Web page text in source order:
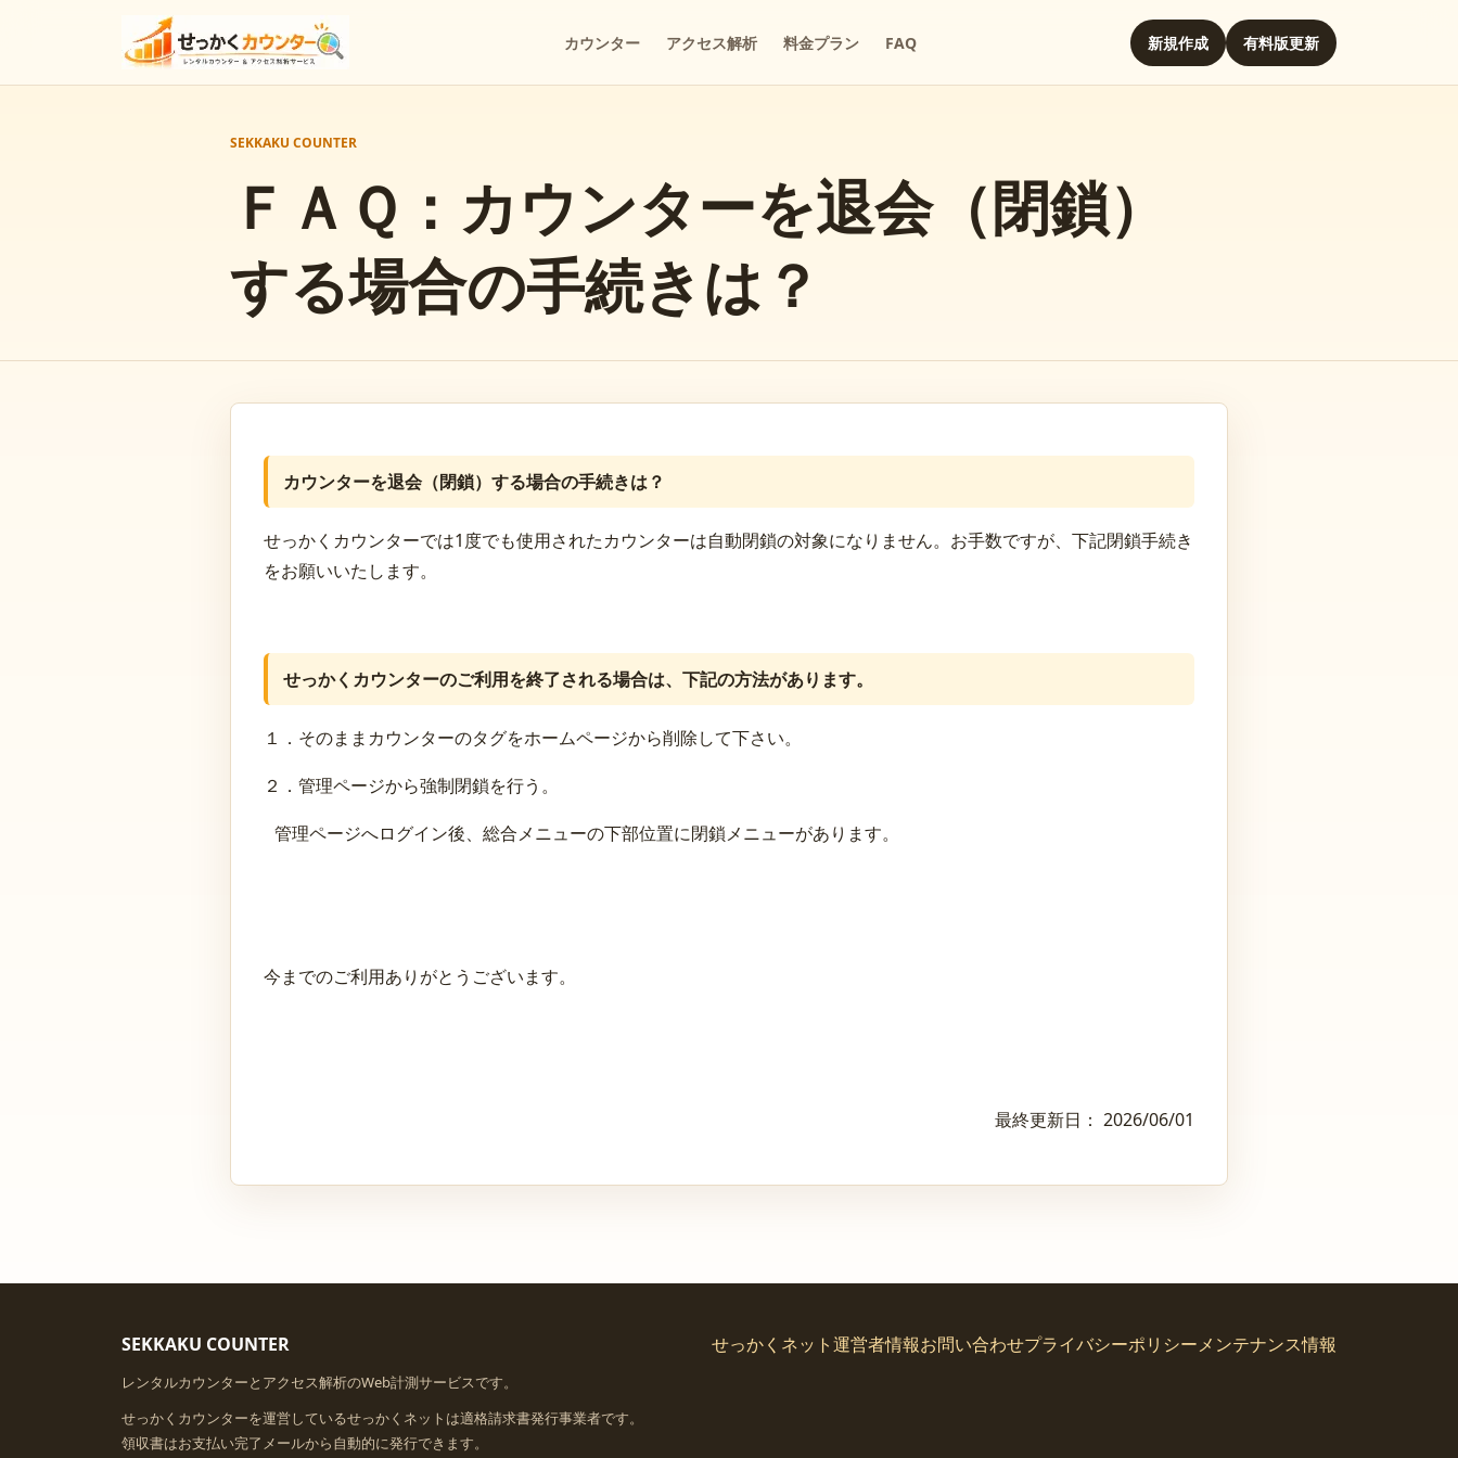
カウンター アクセス解析 料金プラン FAQ 新規作成 有料版更新
SEKKAKU COUNTER
ＦＡＱ：カウンターを退会（閉鎖）
する場合の手続きは？
カウンターを退会（閉鎖）する場合の手続きは？
せっかくカウンターでは1度でも使用されたカウンターは自動閉鎖の対象になりません。お手数ですが、下記閉鎖手続き
をお願いいたします。
せっかくカウンターのご利用を終了される場合は、下記の方法があります。
１．そのままカウンターのタグをホームページから削除して下さい。
２．管理ページから強制閉鎖を行う。
管理ページへログイン後、総合メニューの下部位置に閉鎖メニューがあります。
今までのご利用ありがとうございます。
最終更新日： 2026/06/01
SEKKAKU COUNTER
レンタルカウンターとアクセス解析のWeb計測サービスです。
せっかくカウンターを運営しているせっかくネットは適格請求書発行事業者です。
領収書はお支払い完了メールから自動的に発行できます。
せっかくネット運営者情報お問い合わせプライバシーポリシーメンテナンス情報